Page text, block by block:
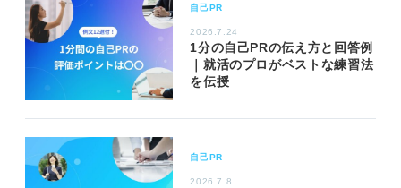
自己PR
2026.7.24
1分の自己PRの伝え方と回答例
｜就活のプロがベストな練習法
を伝授
自己PR
2026.7.8